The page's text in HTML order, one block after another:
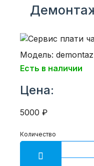
Модель:
Есть в наличии
Цена:
5000 ₽
Количество